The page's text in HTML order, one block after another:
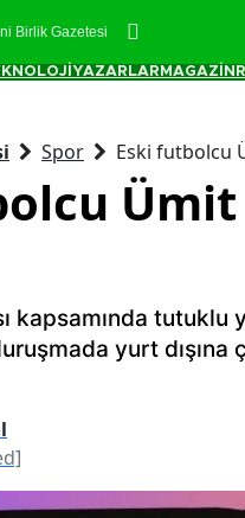
Birlik Gazetesi
YAZARLAR MAGAZİN
Spor Eski futbolcu
kapsamında tutuklu
yurt dışına